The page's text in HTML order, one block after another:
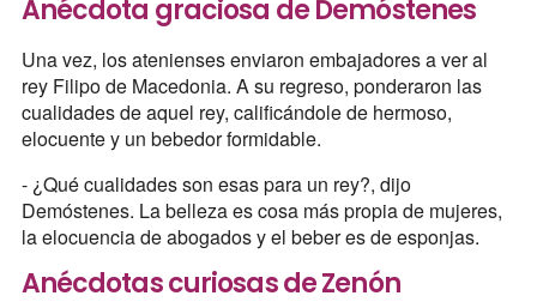
Anécdota graciosa de Demóstenes
Una vez, los atenienses enviaron embajadores a ver al
rey Filipo de Macedonia. A su regreso, ponderaron las
cualidades de aquel rey, calificándole de hermoso,
elocuente y un bebedor formidable.
- ¿Qué cualidades son esas para un rey?, dijo
Demóstenes. La belleza es cosa más propia de mujeres,
la elocuencia de abogados y el beber es de esponjas.
Anécdotas curiosas de Zenón